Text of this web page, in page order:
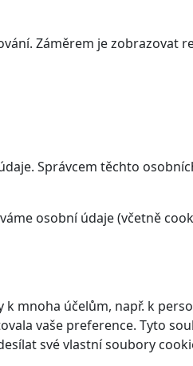
Záměrem je
Správcem těchto
osobní údaje (včetně
mnoha účelům, např. k
vaše preference. Tyto
své vlastní soubory